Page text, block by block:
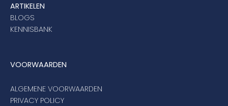
ARTIKELEN
BLOGS
KENNISBANK
VOORWAARDEN
ALGEMENE VOORWAARDEN
PRIVACY POLICY